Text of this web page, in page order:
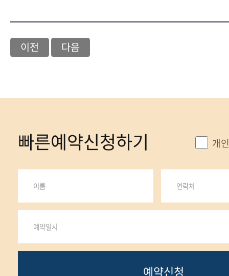
이전 다음
빠른예약신청하기 개
예약신청